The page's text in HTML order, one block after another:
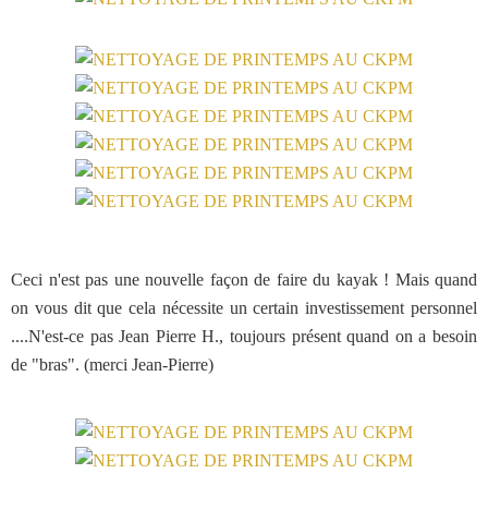
Ceci n'est pas une nouvelle façon de faire du kayak ! Mais quand
on vous dit que cela nécessite un certain investissement personnel
....N'est-ce pas Jean Pierre H., toujours présent quand on a besoin
de "bras". (merci Jean-Pierre)